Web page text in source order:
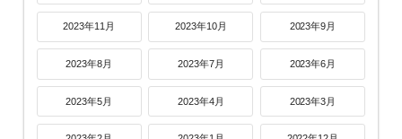
2023年11月 2023年10月 2023年9月
2023年8月 2023年7月 2023年6月
2023年5月 2023年4月 2023年3月